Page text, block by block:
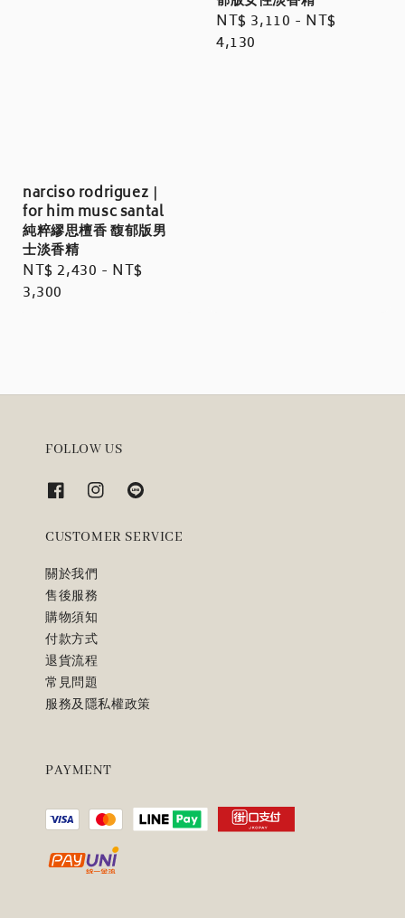
narciso rodriguez｜
for him musc santal
純粹繆思檀香 馥郁版男
士淡香精
Regular
price
NT$ 2,430 - NT$
3,300
Regular
price
NT$ 3,110 - NT$
4,130
FOLLOW US
CUSTOMER SERVICE
關於我們
售後服務
購物須知
付款方式
退貨流程
常見問題
服務及隱私權政策
PAYMENT